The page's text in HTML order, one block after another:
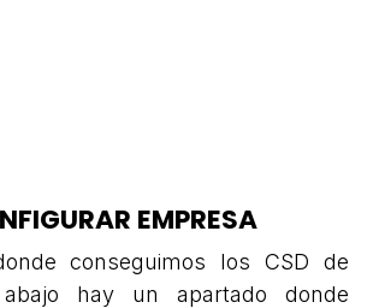
EMPRESA
conseguimos los CSD de
hay un apartado donde